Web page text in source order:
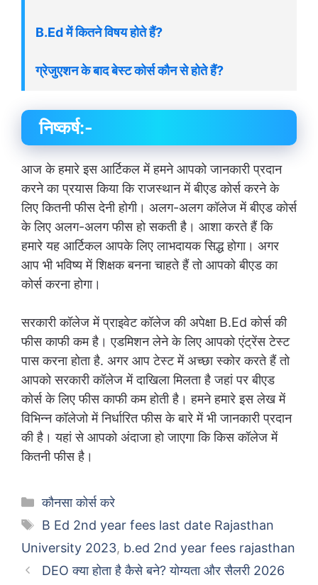
B.Ed में कितने विषय होते हैं?
ग्रेजुएशन के बाद बेस्ट कोर्स कौन से होते हैं?
निष्कर्ष:-
आज के हमारे इस आर्टिकल में हमने आपको जानकारी प्रदान
करने का प्रयास किया कि राजस्थान में बीएड कोर्स करने के
लिए कितनी फीस देनी होगी। अलग-अलग कॉलेज में बीएड कोर्स
के लिए अलग-अलग फीस हो सकती है। आशा करते हैं कि
हमारे यह आर्टिकल आपके लिए लाभदायक सिद्ध होगा। अगर
आप भी भविष्य में शिक्षक बनना चाहते हैं तो आपको बीएड का
कोर्स करना होगा।
सरकारी कॉलेज में प्राइवेट कॉलेज की अपेक्षा B.Ed कोर्स की
फीस काफी कम है। एडमिशन लेने के लिए आपको एंट्रेंस टेस्ट
पास करना होता है. अगर आप टेस्ट में अच्छा स्कोर करते हैं तो
आपको सरकारी कॉलेज में दाखिला मिलता है जहां पर बीएड
कोर्स के लिए फीस काफी कम होती है। हमने हमारे इस लेख में
विभिन्न कॉलेजो में निर्धारित फीस के बारे में भी जानकारी प्रदान
की है। यहां से आपको अंदाजा हो जाएगा कि किस कॉलेज में
कितनी फीस है।
Categories
कौनसा कोर्स करे
Tags
B Ed 2nd year fees last date Rajasthan
University 2023, b.ed 2nd year fees rajasthan
DEO क्या होता है कैसे बने? योग्यता और सैलरी 2026